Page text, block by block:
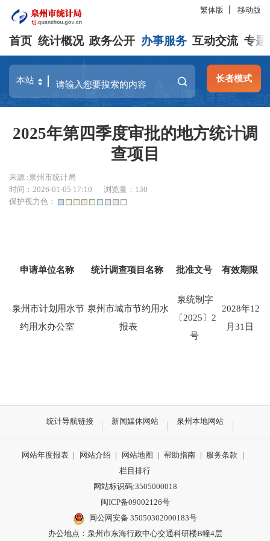
繁体版 移动版
首页 统计概况 政务公开 办事服务 互动交流 专题
长者模式
2025年第四季度审批的地方统计调
查项目
来源 :泉州市统计局
时间：2026-01-05 17:10
浏览量： 130
保护视力色：
申请单位名称 统计调查项目名称 批准文号 有效期限
泉州市计划用水节
约用水办公室
泉州市城市节约用水
报表
泉统制字
〔2025〕2
号
2028年12
月31 日
统计导航链接 新闻媒体网站 泉州本地网站
网站年度报表 | 网站介绍 | 网站地图 | 帮助指南 | 服务条款
|
栏目排行
网站标识码:3505000018
闽ICP备09002126号
闽公网安备 35050302000183号
办公地点：泉州市东海行政中心交通科研楼B幢4层